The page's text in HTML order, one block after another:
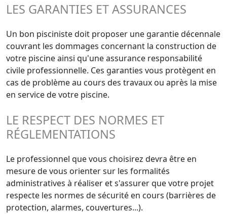
LES GARANTIES ET ASSURANCES
Un bon pisciniste doit proposer une garantie décennale
couvrant les dommages concernant la construction de
votre piscine ainsi qu'une assurance responsabilité
civile professionnelle. Ces garanties vous protègent en
cas de problème au cours des travaux ou après la mise
en service de votre piscine.
LE RESPECT DES NORMES ET
RÉGLEMENTATIONS
Le professionnel que vous choisirez devra être en
mesure de vous orienter sur les formalités
administratives à réaliser et s'assurer que votre projet
respecte les normes de sécurité en cours (barrières de
protection, alarmes, couvertures...).